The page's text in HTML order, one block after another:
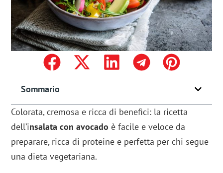
Sommario
Colorata, cremosa e ricca di benefici: la ricetta
dell’insalata con avocado è facile e veloce da
preparare, ricca di proteine e perfetta per chi segue
una dieta vegetariana.